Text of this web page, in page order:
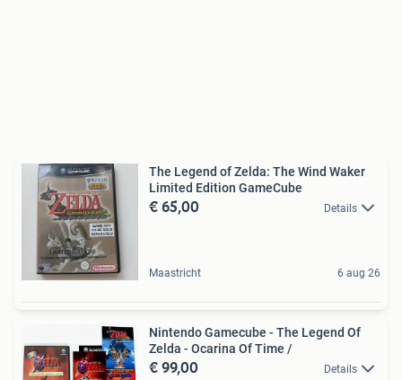
The Legend of Zelda: The Wind Waker
Limited Edition GameCube
€ 65,00 Details
Maastricht 6 aug 26
Nintendo Gamecube - The Legend Of
Zelda - Ocarina Of Time /
€ 99,00 Details